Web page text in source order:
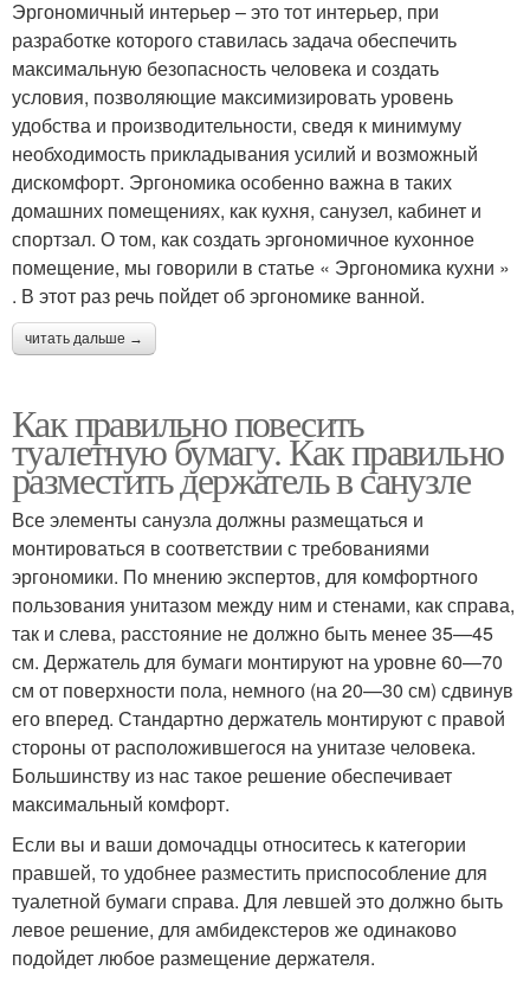
Эргономичный интерьер – это тот интерьер, при
разработке которого ставилась задача обеспечить
максимальную безопасность человека и создать
условия, позволяющие максимизировать уровень
удобства и производительности, сведя к минимуму
необходимость прикладывания усилий и возможный
дискомфорт. Эргономика особенно важна в таких
домашних помещениях, как кухня, санузел, кабинет и
спортзал. О том, как создать эргономичное кухонное
помещение, мы говорили в статье « Эргономика кухни »
. В этот раз речь пойдет об эргономике ванной.
читать дальше →
Как правильно повесить
туалетную бумагу. Как правильно
разместить держатель в санузле
Все элементы санузла должны размещаться и
монтироваться в соответствии с требованиями
эргономики. По мнению экспертов, для комфортного
пользования унитазом между ним и стенами, как справа,
так и слева, расстояние не должно быть менее 35—45
см. Держатель для бумаги монтируют на уровне 60—70
см от поверхности пола, немного (на 20—30 см) сдвинув
его вперед. Стандартно держатель монтируют с правой
стороны от расположившегося на унитазе человека.
Большинству из нас такое решение обеспечивает
максимальный комфорт.
Если вы и ваши домочадцы относитесь к категории
правшей, то удобнее разместить приспособление для
туалетной бумаги справа. Для левшей это должно быть
левое решение, для амбидекстеров же одинаково
подойдет любое размещение держателя.